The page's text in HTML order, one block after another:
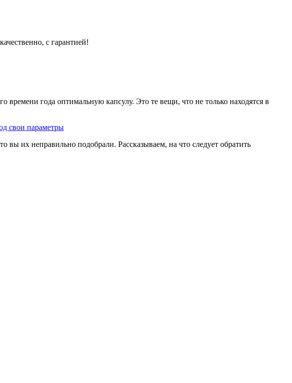
с гарантией!
времени года оптимальную капсулу. Это те вещи, что не только находятся в
свои параметры
их неправильно подобрали. Рассказываем, на что следует обратить